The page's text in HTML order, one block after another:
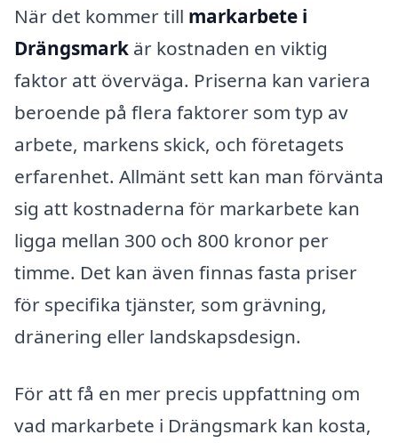
När det kommer till markarbete i
Drängsmark är kostnaden en viktig
faktor att överväga. Priserna kan variera
beroende på flera faktorer som typ av
arbete, markens skick, och företagets
erfarenhet. Allmänt sett kan man förvänta
sig att kostnaderna för markarbete kan
ligga mellan 300 och 800 kronor per
timme. Det kan även finnas fasta priser
för specifika tjänster, som grävning,
dränering eller landskapsdesign.
För att få en mer precis uppfattning om
vad markarbete i Drängsmark kan kosta,